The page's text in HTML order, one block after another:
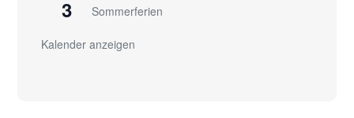
3 Sommerferien
Kalender anzeigen